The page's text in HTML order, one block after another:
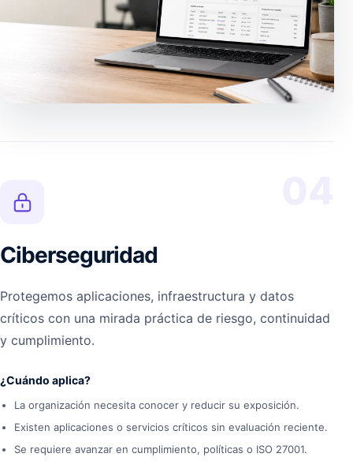
Ciberseguridad
Protegemos aplicaciones, infraestructura y datos
críticos con una mirada práctica de riesgo, continuidad
y cumplimiento.
¿Cuándo aplica?
La organización necesita conocer y reducir su exposición.
Existen aplicaciones o servicios críticos sin evaluación reciente.
Se requiere avanzar en cumplimiento, políticas o ISO 27001.